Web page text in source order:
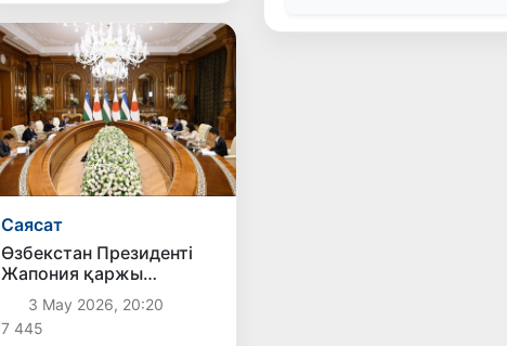
Саясат
Өзбекстан Президенті
Жапония қаржы
министрі бастаған
делегацияны қабылдады
3 Мау 2026, 20:20
7 445